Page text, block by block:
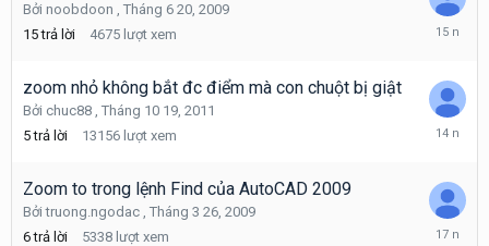
Bởi noobdoon , Tháng 6 20, 2009
15 trả lời 4675 lượt xem
Tháng
2011
zoom nhỏ không bắt đc điểm mà con chuột bị giật
Bởi chuc88 , Tháng 10 19, 2011
5 trả lời 13156 lượt xem
Tháng
2012
Zoom to trong lệnh Find của AutoCAD 2009
Bởitruong.ngodac , Tháng 3 26, 2009
6 trả lời 5338 lượt xem
Tháng